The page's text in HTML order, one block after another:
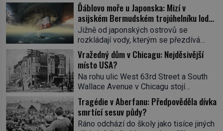
Ďáblovo moře u Japonska: Mizí v
asijském Bermudském trojúhelníku lodě
ve spárech neznámé síly?
Jižně od japonských ostrovů se
rozkládají vody, kterým se přezdívá
Ďáblovo moře. Vypráví se o lodích
mizejících beze stopy, podivných
světlech, zrádných proudech i mořských
dracích, kteří měli tyto končiny střežit už
v dávných legendách. Je tichomořský
Dračí trojúhelník skutečně prokletým
místem, nebo se zde jen nebezpečná
příroda proměnila v jednu z
nejpůsobivějších námořních záhad? […]
Vražedný dům v Chicagu: Nejděsivější
místo USA?
Na rohu ulic West 63rd Street a South
Wallace Avenue v Chicagu stojí
nenápadná pošta. Nemá žádný speciální
nápis ani pamětní desku. A přesto prý
místní zaměstnanci neradi chodí do
sklepa. Právě tady totiž sídlil sériový
Tragédie v Aberfanu: Předpověděla dívka
smrtící sesuv půdy?
Ráno odchází do školy jako tisíce jiných